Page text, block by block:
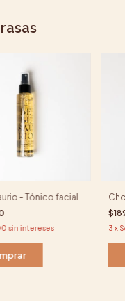
- Tónico facial
sin intereses 3 x